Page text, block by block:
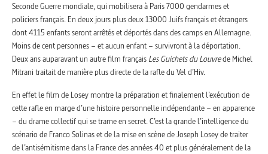
Seconde Guerre mondiale, qui mobilisera à Paris 7000 gendarmes et
policiers français. En deux jours plus deux 13000 Juifs français et étrangers
dont 4115 enfants seront arrêtés et déportés dans des camps en Allemagne.
Moins de cent personnes – et aucun enfant – survivront à la déportation.
Deux ans auparavant un autre film français Les Guichets du Louvrede Michel
Mitrani traitait de manière plus directe de la rafle du Vel d’Hiv.
En effet le film de Losey montre la préparation et finalement l’exécution de
cette rafle en marge d’une histoire personnelle indépendante – en apparence
– du drame collectif qui se trame en secret. C’est la grande l’intelligence du
scénario de Franco Solinas et de la mise en scène de Joseph Losey de traiter
de l’antisémitisme dans la France des années 40 et plus généralement de la